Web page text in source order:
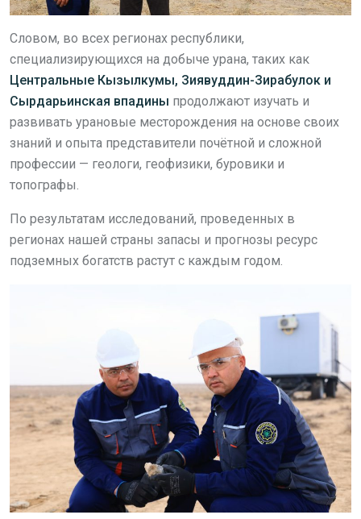
Словом, во всех регионах республики,
специализирующихся на добыче урана, таких как
Центральные Кызылкумы, Зиявуддин-Зирабулок и
Сырдарьинская впадины продолжают изучать и
развивать урановые месторождения на основе своих
знаний и опыта представители почётной и сложной
профессии — геологи, геофизики, буровики и
топографы.
По результатам исследований, проведенных в
регионах нашей страны запасы и прогнозы ресурс
подземных богатств растут с каждым годом.